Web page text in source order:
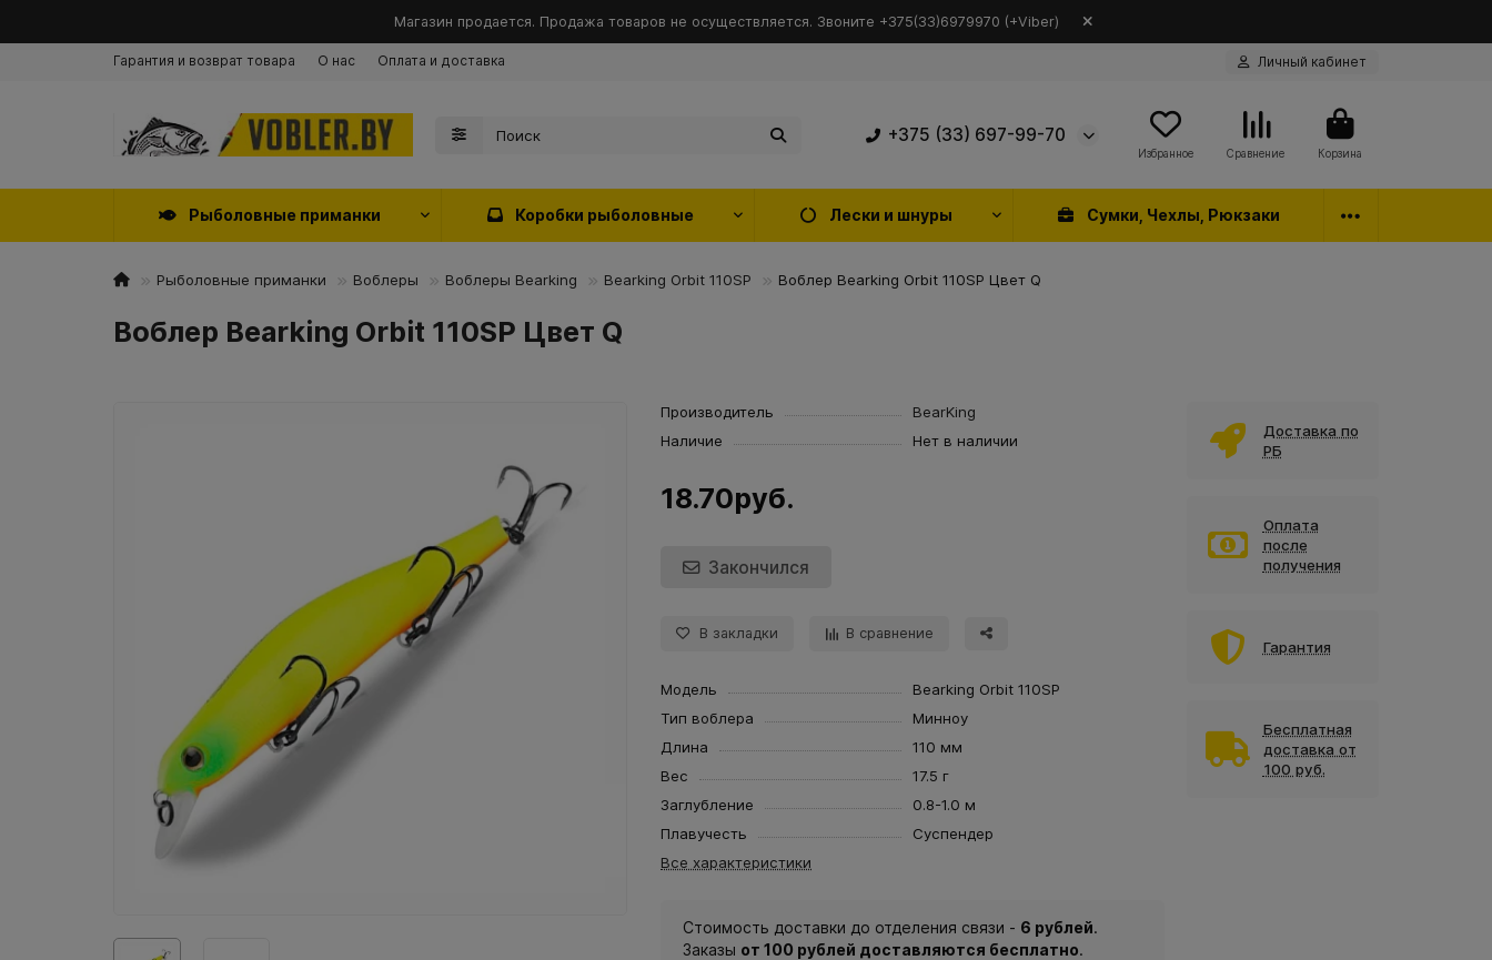
Магазин продается. Продажа товаров не осуществляется. Звоните +375(33)6979970 (+Viber)
Гарантия и возврат товара О нас Оплата и доставка Личный кабинет
+375 (33) 697-99-70
Избранное Сравнение Корзина
Рыболовные приманки Коробки рыболовные Лески и шнуры Сумки, Чехлы, Рюкзаки
Рыболовные приманки Воблеры Воблеры Bearking Bearking Orbit 110SP Воблер Bearking Orbit 110SP Цвет Q
Воблер Bearking Orbit 110SP Цвет Q
Производитель
BearKing
Наличие
Нет в наличии
18.70руб.
Закончился
В закладки В сравнение
Модель
Bearking Orbit 110SP
Тип воблера
Минноу
Длина
110 мм
Вес
17.5 г
Заглубление
0.8-1.0 м
Плавучесть
Суспендер
Все характеристики
Стоимость доставки до отделения связи - 6 рублей.
Заказы от 100 рублей доставляются бесплатно.
Доставка по
РБ
Оплата
после
получения
Гарантия
Бесплатная
доставка от
100 руб.